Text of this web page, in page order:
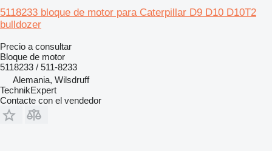
5118233 bloque de motor para Caterpillar D9 D10 D10T2
bulldozer
Precio a consultar
Bloque de motor
5118233 / 511-8233
Alemania, Wilsdruff
TechnikExpert
Contacte con el vendedor